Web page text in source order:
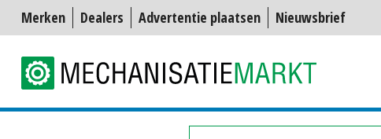
Merken Dealers Advertentie plaatsen Nieuwsbrief